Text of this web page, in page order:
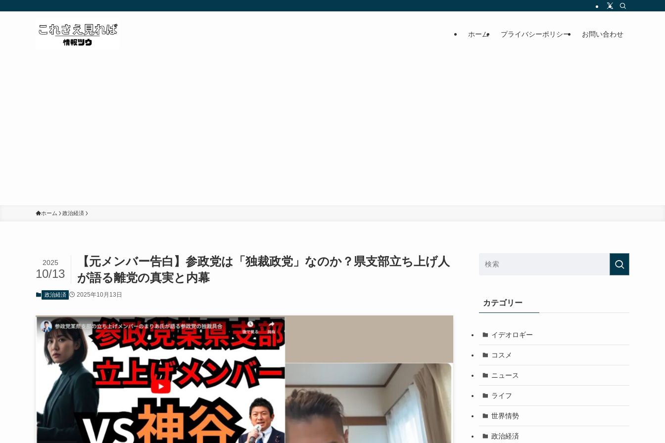
ホーム プライバシーポリシー お問い合わせ
ホーム 政治経済
【元メンバー告白】参政党は「独裁政党」なのか？県支部立ち上げ人
が語る離党の真実と内幕
2025
10/13
政治経済 2025年10月13日
カテゴリー
イデオロギー
コスメ
ニュース
ライフ
世界情勢
政治経済